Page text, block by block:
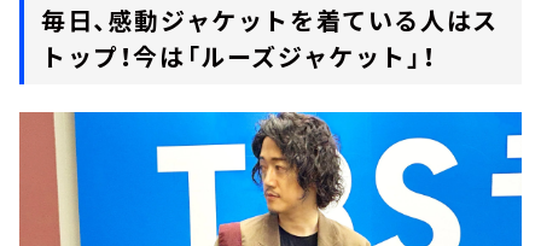
毎日、感動ジャケットを着ている人はス
トップ！今は「ルーズジャケット」！